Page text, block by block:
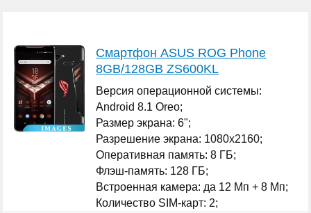
Смартфон ASUS ROG Phone
8GB/128GB ZS600KL
Версия операционной системы:
Android 8.1 Oreo;
Размер экрана: 6";
Разрешение экрана: 1080x2160;
Оперативная память: 8 ГБ;
Флэш-память: 128 ГБ;
Встроенная камера: да 12 Мп + 8 Мп;
Количество SIM-карт: 2;